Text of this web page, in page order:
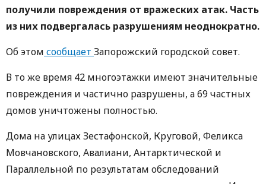
получили повреждения от вражеских атак. Часть
из них подвергалась разрушениям неоднократно.
Об этом сообщает Запорожский городской совет.
В то же время 42 многоэтажки имеют значительные
повреждения и частично разрушены, а 69 частных
домов уничтожены полностью.
Дома на улицах Зестафонской, Круговой, Феликса
Мовчановского, Авалиани, Антарктической и
Параллельной по результатам обследований